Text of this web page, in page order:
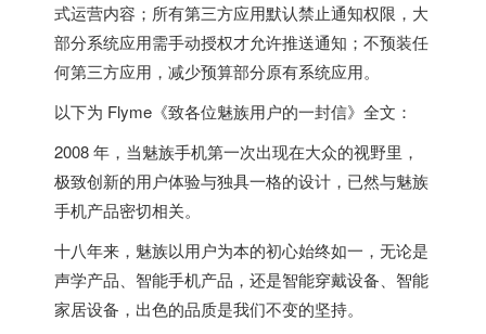
式运营内容；所有第三方应用默认禁止通知权限，大
部分系统应用需手动授权才允许推送通知；不预装任
何第三方应用，减少预算部分原有系统应用。
以下为 Flyme《致各位魅族用户的一封信》全文：
2008 年，当魅族手机第一次出现在大众的视野里，
极致创新的用户体验与独具一格的设计，已然与魅族
手机产品密切相关。
十八年来，魅族以用户为本的初心始终如一，无论是
声学产品、智能手机产品，还是智能穿戴设备、智能
家居设备，出色的品质是我们不变的坚持。